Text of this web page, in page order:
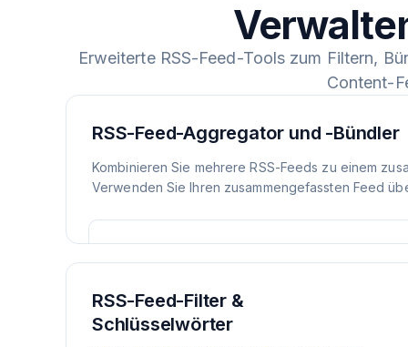
Erweiterte RSS-Feed-Tools zum Filtern,
Content-
RSS-Feed-Aggregator und -Bündler
Kombinieren Sie mehrere RSS-Feeds zu einem
Verwenden Sie Ihren zusammengefassten Feed
RSS-Feed-Filter &
Schlüsselwörter